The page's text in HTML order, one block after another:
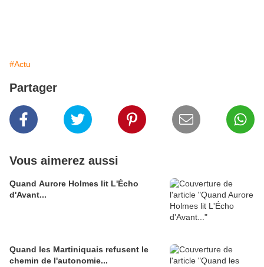
#Actu
Partager
Vous aimerez aussi
Quand Aurore Holmes lit L'Écho
d'Avant...
Quand les Martiniquais refusent le
chemin de l'autonomie...